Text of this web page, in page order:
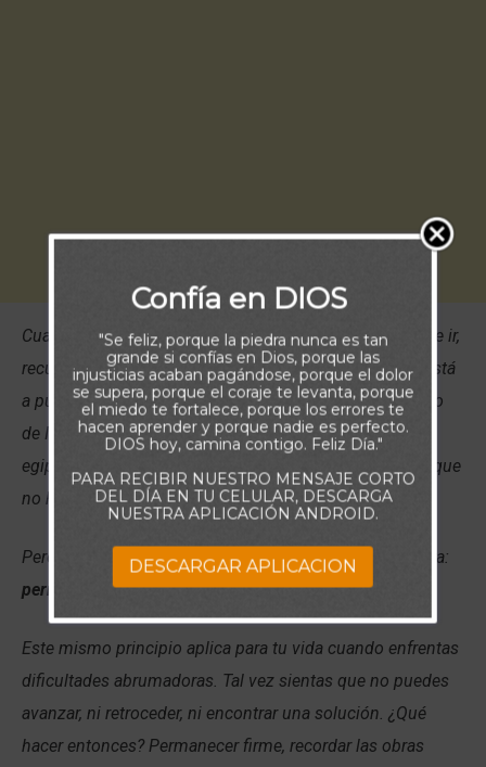
Cuando te encuentres sin salida y sin saber hacia dónde ir,
recuerda que hay un propósito en esa situación. Dios está
a punto de obrar para liberarte. Así ocurrió con el pueblo
de Israel cuando acampaban junto al Mar Rojo. Los
egipcios los perseguían con todo su ejército, y parecía que
no había escapatoria. No podían avanzar ni retroceder.
Pero en ese momento, Dios les dio una instrucción clara:
permanezcan firmes y vean Su salvación.
Este mismo principio aplica para tu vida cuando enfrentas
dificultades abrumadoras. Tal vez sientas que no puedes
avanzar, ni retroceder, ni encontrar una solución. ¿Qué
hacer entonces? Permanecer firme, recordar las obras
Confía en DIOS
"Se feliz, porque la piedra nunca es tan
grande si confías en Dios, porque las
injusticias acaban pagándose, porque el dolor
se supera, porque el coraje te levanta, porque
el miedo te fortalece, porque los errores te
hacen aprender y porque nadie es perfecto.
DIOS hoy, camina contigo. Feliz Día."
PARA RECIBIR NUESTRO MENSAJE CORTO
DEL DÍA EN TU CELULAR, DESCARGA
NUESTRA APLICACIÓN ANDROID.
DESCARGAR APLICACION